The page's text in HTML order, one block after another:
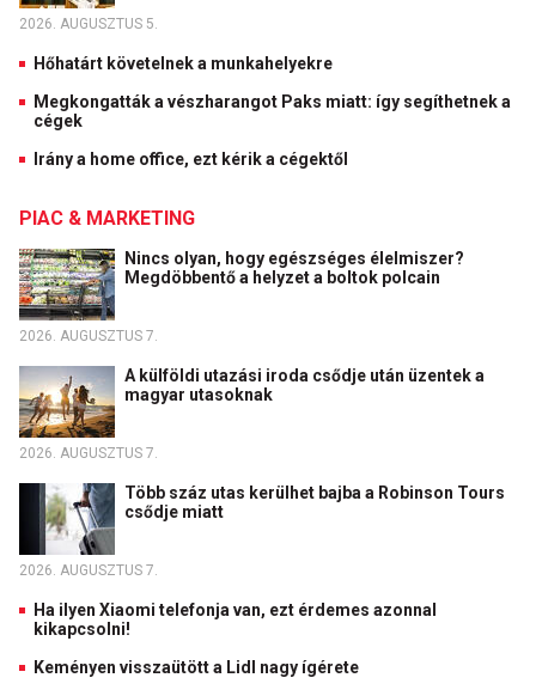
2026. AUGUSZTUS 5.
Hőhatárt követelnek a munkahelyekre
Megkongatták a vészharangot Paks miatt: így segíthetnek a
cégek
Irány a home office, ezt kérik a cégektől
PIAC & MARKETING
Nincs olyan, hogy egészséges élelmiszer?
Megdöbbentő a helyzet a boltok polcain
2026. AUGUSZTUS 7.
A külföldi utazási iroda csődje után üzentek a
magyar utasoknak
2026. AUGUSZTUS 7.
Több száz utas kerülhet bajba a Robinson Tours
csődje miatt
2026. AUGUSZTUS 7.
Ha ilyen Xiaomi telefonja van, ezt érdemes azonnal
kikapcsolni!
Keményen visszaütött a Lidl nagy ígérete